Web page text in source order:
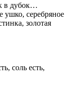
в дубок…
ушко, серебряное
золотая
соль есть,